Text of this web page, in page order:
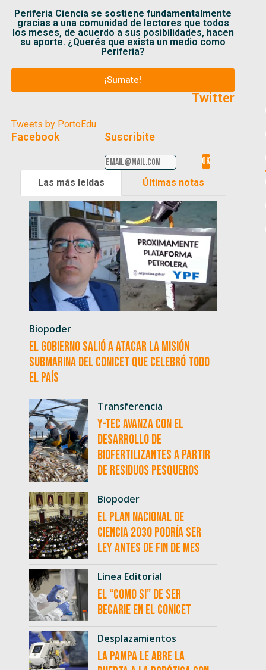
Periferia Ciencia se sostiene fundamentalmente
gracias a una comunidad de lectores que todos
los meses, de acuerdo a sus posibilidades, hacen
su aporte. ¿Querés que exista un medio como
Periferia?
¡Sumate!
Twitter
Tweets by PortoEdu
Facebook Suscribite
Las más leídas Últimas notas
Biopoder
El Gobierno salió a atacar la misión
submarina del CONICET que celebró todo
el país
Transferencia
Y-TEC avanza con el
desarrollo de
biofertilizantes a partir
de residuos pesqueros
Biopoder
El Plan Nacional de
Ciencia 2030 podría ser
ley antes de fin de mes
Linea Editorial
El “como si” de ser
becarie en el CONICET
Desplazamientos
La Pampa le abre la